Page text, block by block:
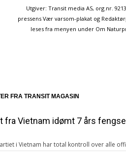
Utgiver: Transit media AS, org.nr.
pressens Vær varsom-plakat og
leses fra menyen under Om
FRA TRANSIT MAGASIN
fra Vietnam idømt 7 års fengsel
i Vietnam har total kontroll over alle
Månedsabonnement eller 24-timers